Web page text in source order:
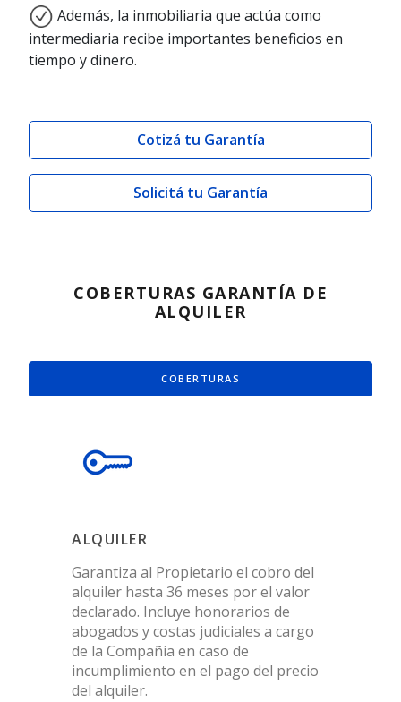
Además, la inmobiliaria que actúa como
intermediaria recibe importantes beneficios en
tiempo y dinero.
Cotizá tu Garantía
Solicitá tu Garantía
COBERTURAS GARANTÍA DE
ALQUILER
COBERTURAS
ALQUILER
Garantiza al Propietario el cobro del
alquiler hasta 36 meses por el valor
declarado. Incluye honorarios de
abogados y costas judiciales a cargo
de la Compañía en caso de
incumplimiento en el pago del precio
del alquiler.